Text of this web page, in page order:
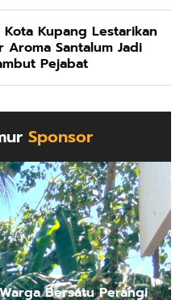
Kupang Lestarikan
Aroma Santalum Jadi
Pejabat
Sponsor
Bersatu Perangi